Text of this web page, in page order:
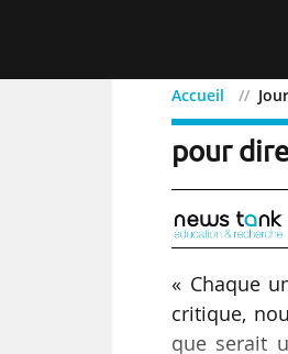
Accueil
Journée
pour
« Chaque
critique,
que serait